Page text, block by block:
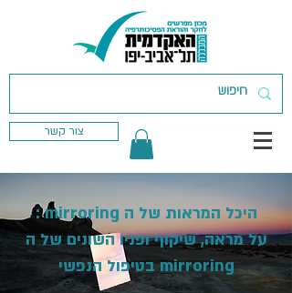
צור קשר
היכל המראות של ה mirroring :
על מראה, שיקוף ופניו השונים של ה
mirroring בטיפול הנפשי